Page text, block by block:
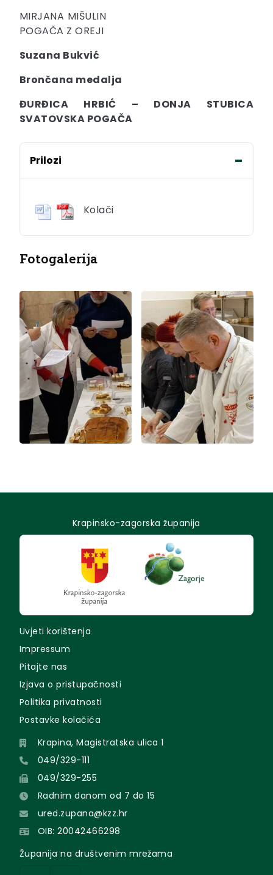
MIRJANA MIŠULIN
POGAČA Z OREJI
Suzana Bukvić
Brončana medalja
ĐURĐICA HRBIĆ – DONJA STUBICA
SVATOVSKA POGAČA
Prilozi
Kolači
Fotogalerija
Krapinsko-zagorska županija
Uvjeti korištenja
Impressum
Pitajte nas
Izjava o pristupačnosti
Politika privatnosti
Postavke kolačića
Krapina, Magistratska ulica 1
049/329-111
049/329-255
Radnim danom od 7 do 15
ured.zupana@kzz.hr
OIB: 20042466298
Županija na društvenim mrežama